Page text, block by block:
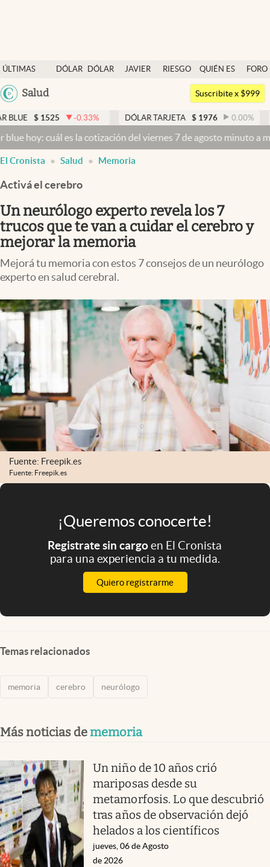
ÚLTIMAS
NOTICIAS
DÓLAR
DÓLAR
JAVIER
RIESGO
QUIÉN ES
QUIÉN
FORO
Argentina
México
Salud
Dólar
Members
Economía y Política
Finanzas y Mercados
Mercados Online
Negocios
Columnistas
Otras secciones
Infotechnology
Clase
Clima
Mundial 2026
Eventos Corporativos
El Cronista Studio
Mediakit
abre en nueva pestaña
Argentina
Suscribite x $999
-0.33% DÓLAR TARJETA $ 1976 0.00% DÓLAR
es la cotización del viernes 7 de agosto minuto a minutoDólar
El Cronista Salud Memoria
Activá el cerebro
Un neurólogo experto revela los 7
trucos que te van a cuidar el cerebro y
mejorar la memoria
Mejorá tu memoria con estos 7 consejos de un neurólogo
experto en salud cerebral.
Fuente: Freepik.es
Fuente: Freepik.es
¡Queremos conocerte!
Registrate sin cargoen El Cronista
para una experiencia a tu medida.
Quiero registrarme
Temas relacionados
memoria cerebro neurólogo
Más noticias dememoria
Un niño de 10 años crió
mariposas desde su
metamorfosis. Lo que descubrió
tras años de observación dejó
helados a los científicos
jueves, 06 de Agosto
de 2026